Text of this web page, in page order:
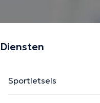
Diensten
Sportletsels